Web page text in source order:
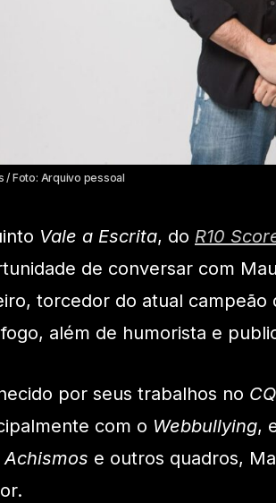
/ Foto: Arquivo pessoal
Vale a Escrita, do R10
de conversar com
torcedor do atual campeão
além de humorista e
por seus trabalhos no
com o Webbullying,
Achismos e outros quadros,